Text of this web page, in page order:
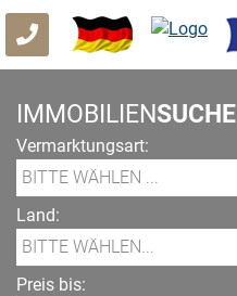
IMMOBILIENSUCHE
Vermarktungsart:
Land:
Preis bis: